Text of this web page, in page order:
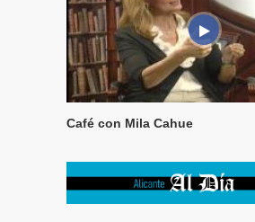
Café con Mila Cahue